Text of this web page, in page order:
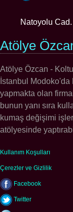
Natoyolu
Atölye
Atölye Özcan -
İstanbul
yapmakta olan
bunun yanı sıra
kumaş değişimi
atölyesinde
Kullanım Koşulları
Çerezler ve Gizlilik
Facebook
Twitter